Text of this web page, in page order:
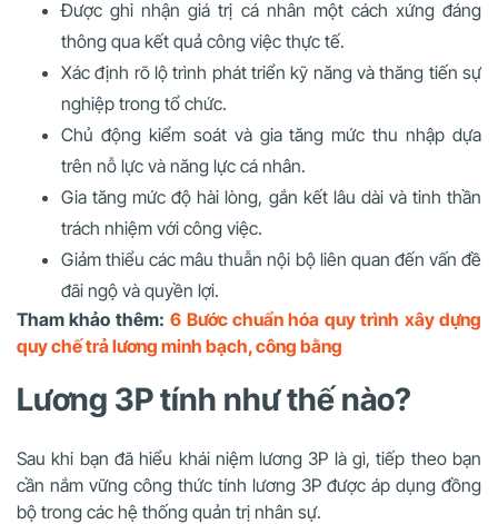
Được ghi nhận giá trị cá nhân một cách xứng đáng
thông qua kết quả công việc thực tế.
Xác định rõ lộ trình phát triển kỹ năng và thăng tiến sự
nghiệp trong tổ chức.
Chủ động kiểm soát và gia tăng mức thu nhập dựa
trên nỗ lực và năng lực cá nhân.
Gia tăng mức độ hài lòng, gắn kết lâu dài và tinh thần
trách nhiệm với công việc.
Giảm thiểu các mâu thuẫn nội bộ liên quan đến vấn đề
đãi ngộ và quyền lợi.
Tham khảo thêm: 6 Bước chuẩn hóa quy trình xây dựng
quy chế trả lương minh bạch, công bằng
Lương 3P tính như thế nào?
Sau khi bạn đã hiểu khái niệm lương 3P là gì, tiếp theo bạn
cần nắm vững công thức tính lương 3P được áp dụng đồng
bộ trong các hệ thống quản trị nhân sự.